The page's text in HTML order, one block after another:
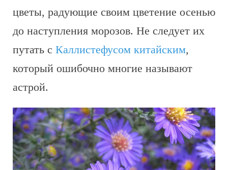
цветы, радующие своим цветение осенью
до наступления морозов. Не следует их
путать с Каллистефусом китайским,
который ошибочно многие называют
астрой.